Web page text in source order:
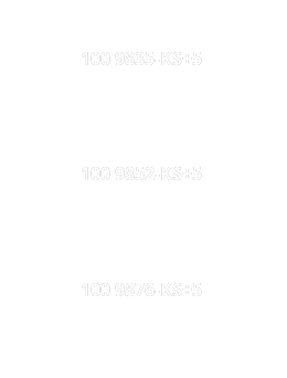
100 9835-KS+5
100 9852-KS+5
100 9876-KS+5